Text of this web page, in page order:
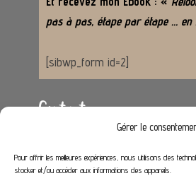
Gérer le
Pour offrir les meilleures expériences, nous utilisons des
stocker et/ou accéder aux informations des appareils.
pas à pas, étape par étape …
[sibwp_form id=2]
Contact
contact@stephaniedeco.fr